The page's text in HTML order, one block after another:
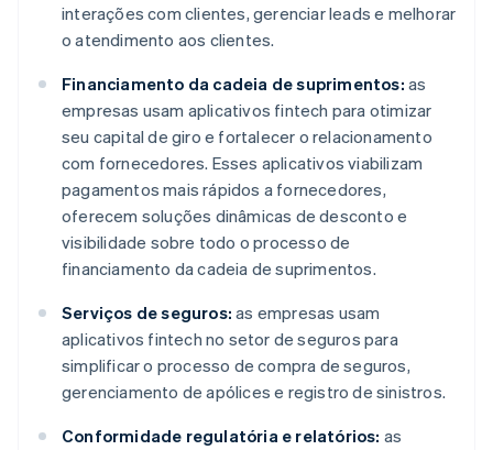
interações com clientes, gerenciar leads e melhorar
o atendimento aos clientes.
Financiamento da cadeia de suprimentos: as
empresas usam aplicativos fintech para otimizar
seu capital de giro e fortalecer o relacionamento
com fornecedores. Esses aplicativos viabilizam
pagamentos mais rápidos a fornecedores,
oferecem soluções dinâmicas de desconto e
visibilidade sobre todo o processo de
financiamento da cadeia de suprimentos.
Serviços de seguros: as empresas usam
aplicativos fintech no setor de seguros para
simplificar o processo de compra de seguros,
gerenciamento de apólices e registro de sinistros.
Conformidade regulatória e relatórios: as